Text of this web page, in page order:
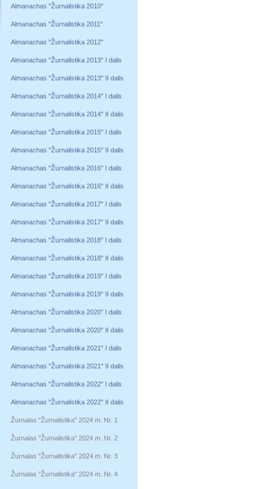
Almanachas "Žurnalistika 2010"
Almanachas "Žurnalistika 2011"
Almanachas "Žurnalistika 2012"
Almanachas "Žurnalistika 2013" I dalis
Almanachas "Žurnalistika 2013" II dalis
Almanachas "Žurnalistika 2014" I dalis
Almanachas "Žurnalistika 2014" II dalis
Almanachas "Žurnalistika 2015" I dalis
Almanachas "Žurnalistika 2015" II dalis
Almanachas "Žurnalistika 2016" I dalis
Almanachas "Žurnalistika 2016" II dalis
Almanachas "Žurnalistika 2017" I dalis
Almanachas "Žurnalistika 2017" II dalis
Almanachas "Žurnalistika 2018" I dalis
Almanachas "Žurnalistika 2018" II dalis
Almanachas "Žurnalistika 2019" I dalis
Almanachas "Žurnalistika 2019" II dalis
Almanachas "Žurnalistika 2020" I dalis
Almanachas "Žurnalistika 2020" II dalis
Almanachas "Žurnalistika 2021" I dalis
Almanachas "Žurnalistika 2021" II dalis
Almanachas "Žurnalistika 2022" I dalis
Almanachas "Žurnalistika 2022" II dalis
Žurnalas "Žurnalistika" 2024 m. Nr. 1
Žurnalas "Žurnalistika" 2024 m. Nr. 2
Žurnalas "Žurnalistika" 2024 m. Nr. 3
Žurnalas "Žurnalistika" 2024 m. Nr. 4